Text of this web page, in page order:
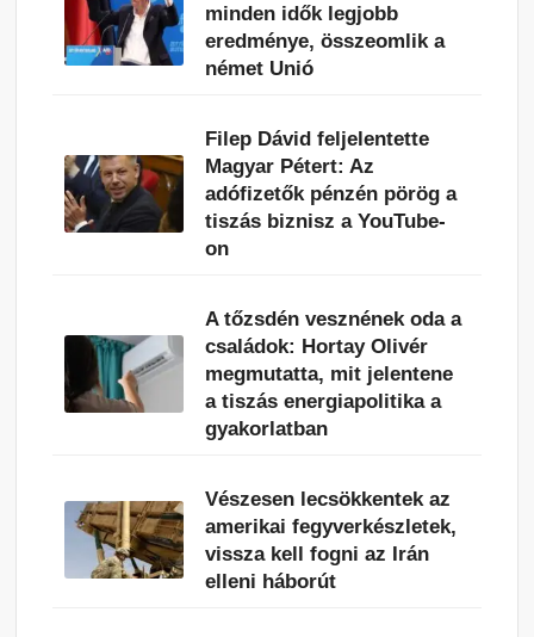
minden idők legjobb
eredménye, összeomlik a
német Unió
Filep Dávid feljelentette
Magyar Pétert: Az
adófizetők pénzén pörög a
tiszás biznisz a YouTube-
on
A tőzsdén vesznének oda a
családok: Hortay Olivér
megmutatta, mit jelentene
a tiszás energiapolitika a
gyakorlatban
Vészesen lecsökkentek az
amerikai fegyverkészletek,
vissza kell fogni az Irán
elleni háborút